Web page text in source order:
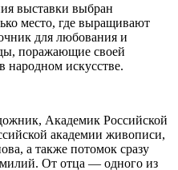
выставки выбран
место, где выращивают
для любования и
поражающие своей
народном искусстве.
Академик Российской
академии живописи,
а также потомок сразу
От отца — одного из